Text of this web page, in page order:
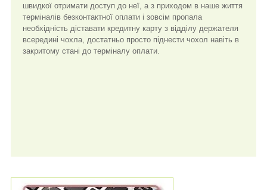
швидкої отримати доступ до неї, а з приходом в наше життя
терміналів безконтактної оплати і зовсім пропала
необхідність діставати кредитну карту з відділу держателя
всередині чохла, достатньо просто піднести чохол навіть в
закритому стані до терміналу оплати.